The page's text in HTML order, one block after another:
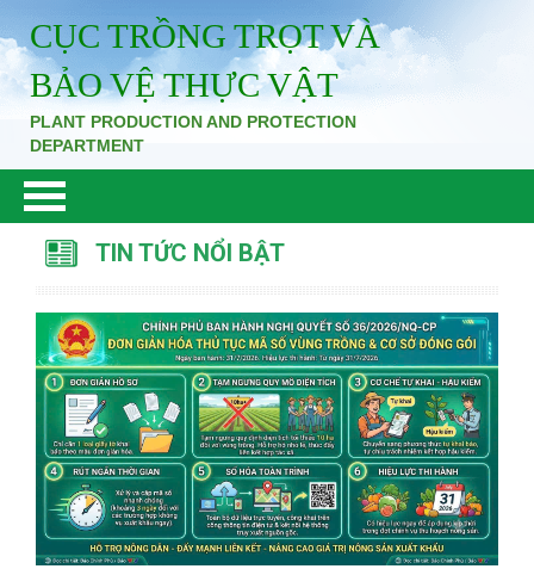
CỤC TRỒNG TRỌT VÀ
BẢO VỆ THỰC VẬT
PLANT PRODUCTION AND PROTECTION
DEPARTMENT
TIN TỨC NỔI BẬT